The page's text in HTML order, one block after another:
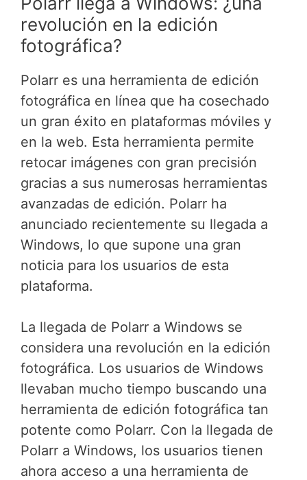
revolución en la edición
fotográfica?
Polarr es una herramienta de edición
fotográfica en línea que ha cosechado
un gran éxito en plataformas móviles y
en la web. Esta herramienta permite
retocar imágenes con gran precisión
gracias a sus numerosas herramientas
avanzadas de edición. Polarr ha
anunciado recientemente su llegada a
Windows, lo que supone una gran
noticia para los usuarios de esta
plataforma.
La llegada de Polarr a Windows se
considera una revolución en la edición
fotográfica. Los usuarios de Windows
llevaban mucho tiempo buscando una
herramienta de edición fotográfica tan
potente como Polarr. Con la llegada de
Polarr a Windows, los usuarios tienen
ahora acceso a una herramienta de